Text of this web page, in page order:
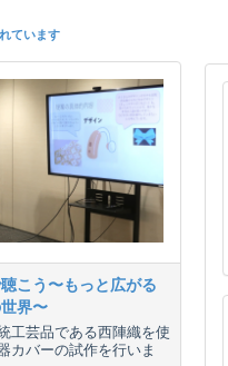
ています
こう〜もっと広がる
界〜
工芸品である西陣織を使
カバーの試作を行いま